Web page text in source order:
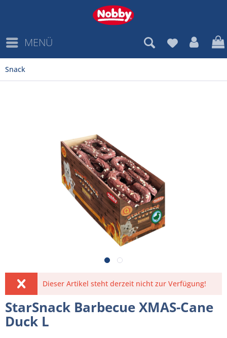
MENÜ
Snack
Dieser Artikel steht derzeit nicht zur Verfügung!
StarSnack Barbecue XMAS-Cane
Duck L